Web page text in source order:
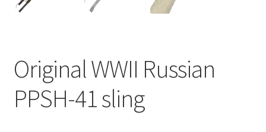
Original WWII Russian
PPSH-41 sling